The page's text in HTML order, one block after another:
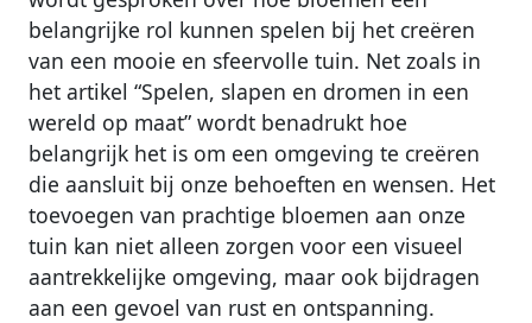
belangrijke rol kunnen spelen bij het creëren
van een mooie en sfeervolle tuin. Net zoals in
het artikel “Spelen, slapen en dromen in een
wereld op maat” wordt benadrukt hoe
belangrijk het is om een omgeving te creëren
die aansluit bij onze behoeften en wensen. Het
toevoegen van prachtige bloemen aan onze
tuin kan niet alleen zorgen voor een visueel
aantrekkelijke omgeving, maar ook bijdragen
aan een gevoel van rust en ontspanning.